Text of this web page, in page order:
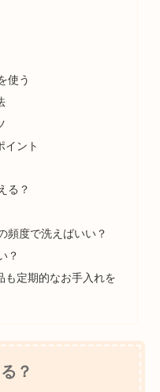
使う
イント
る？
頻度で洗えばいい？
？
も定期的なお手入れを
？